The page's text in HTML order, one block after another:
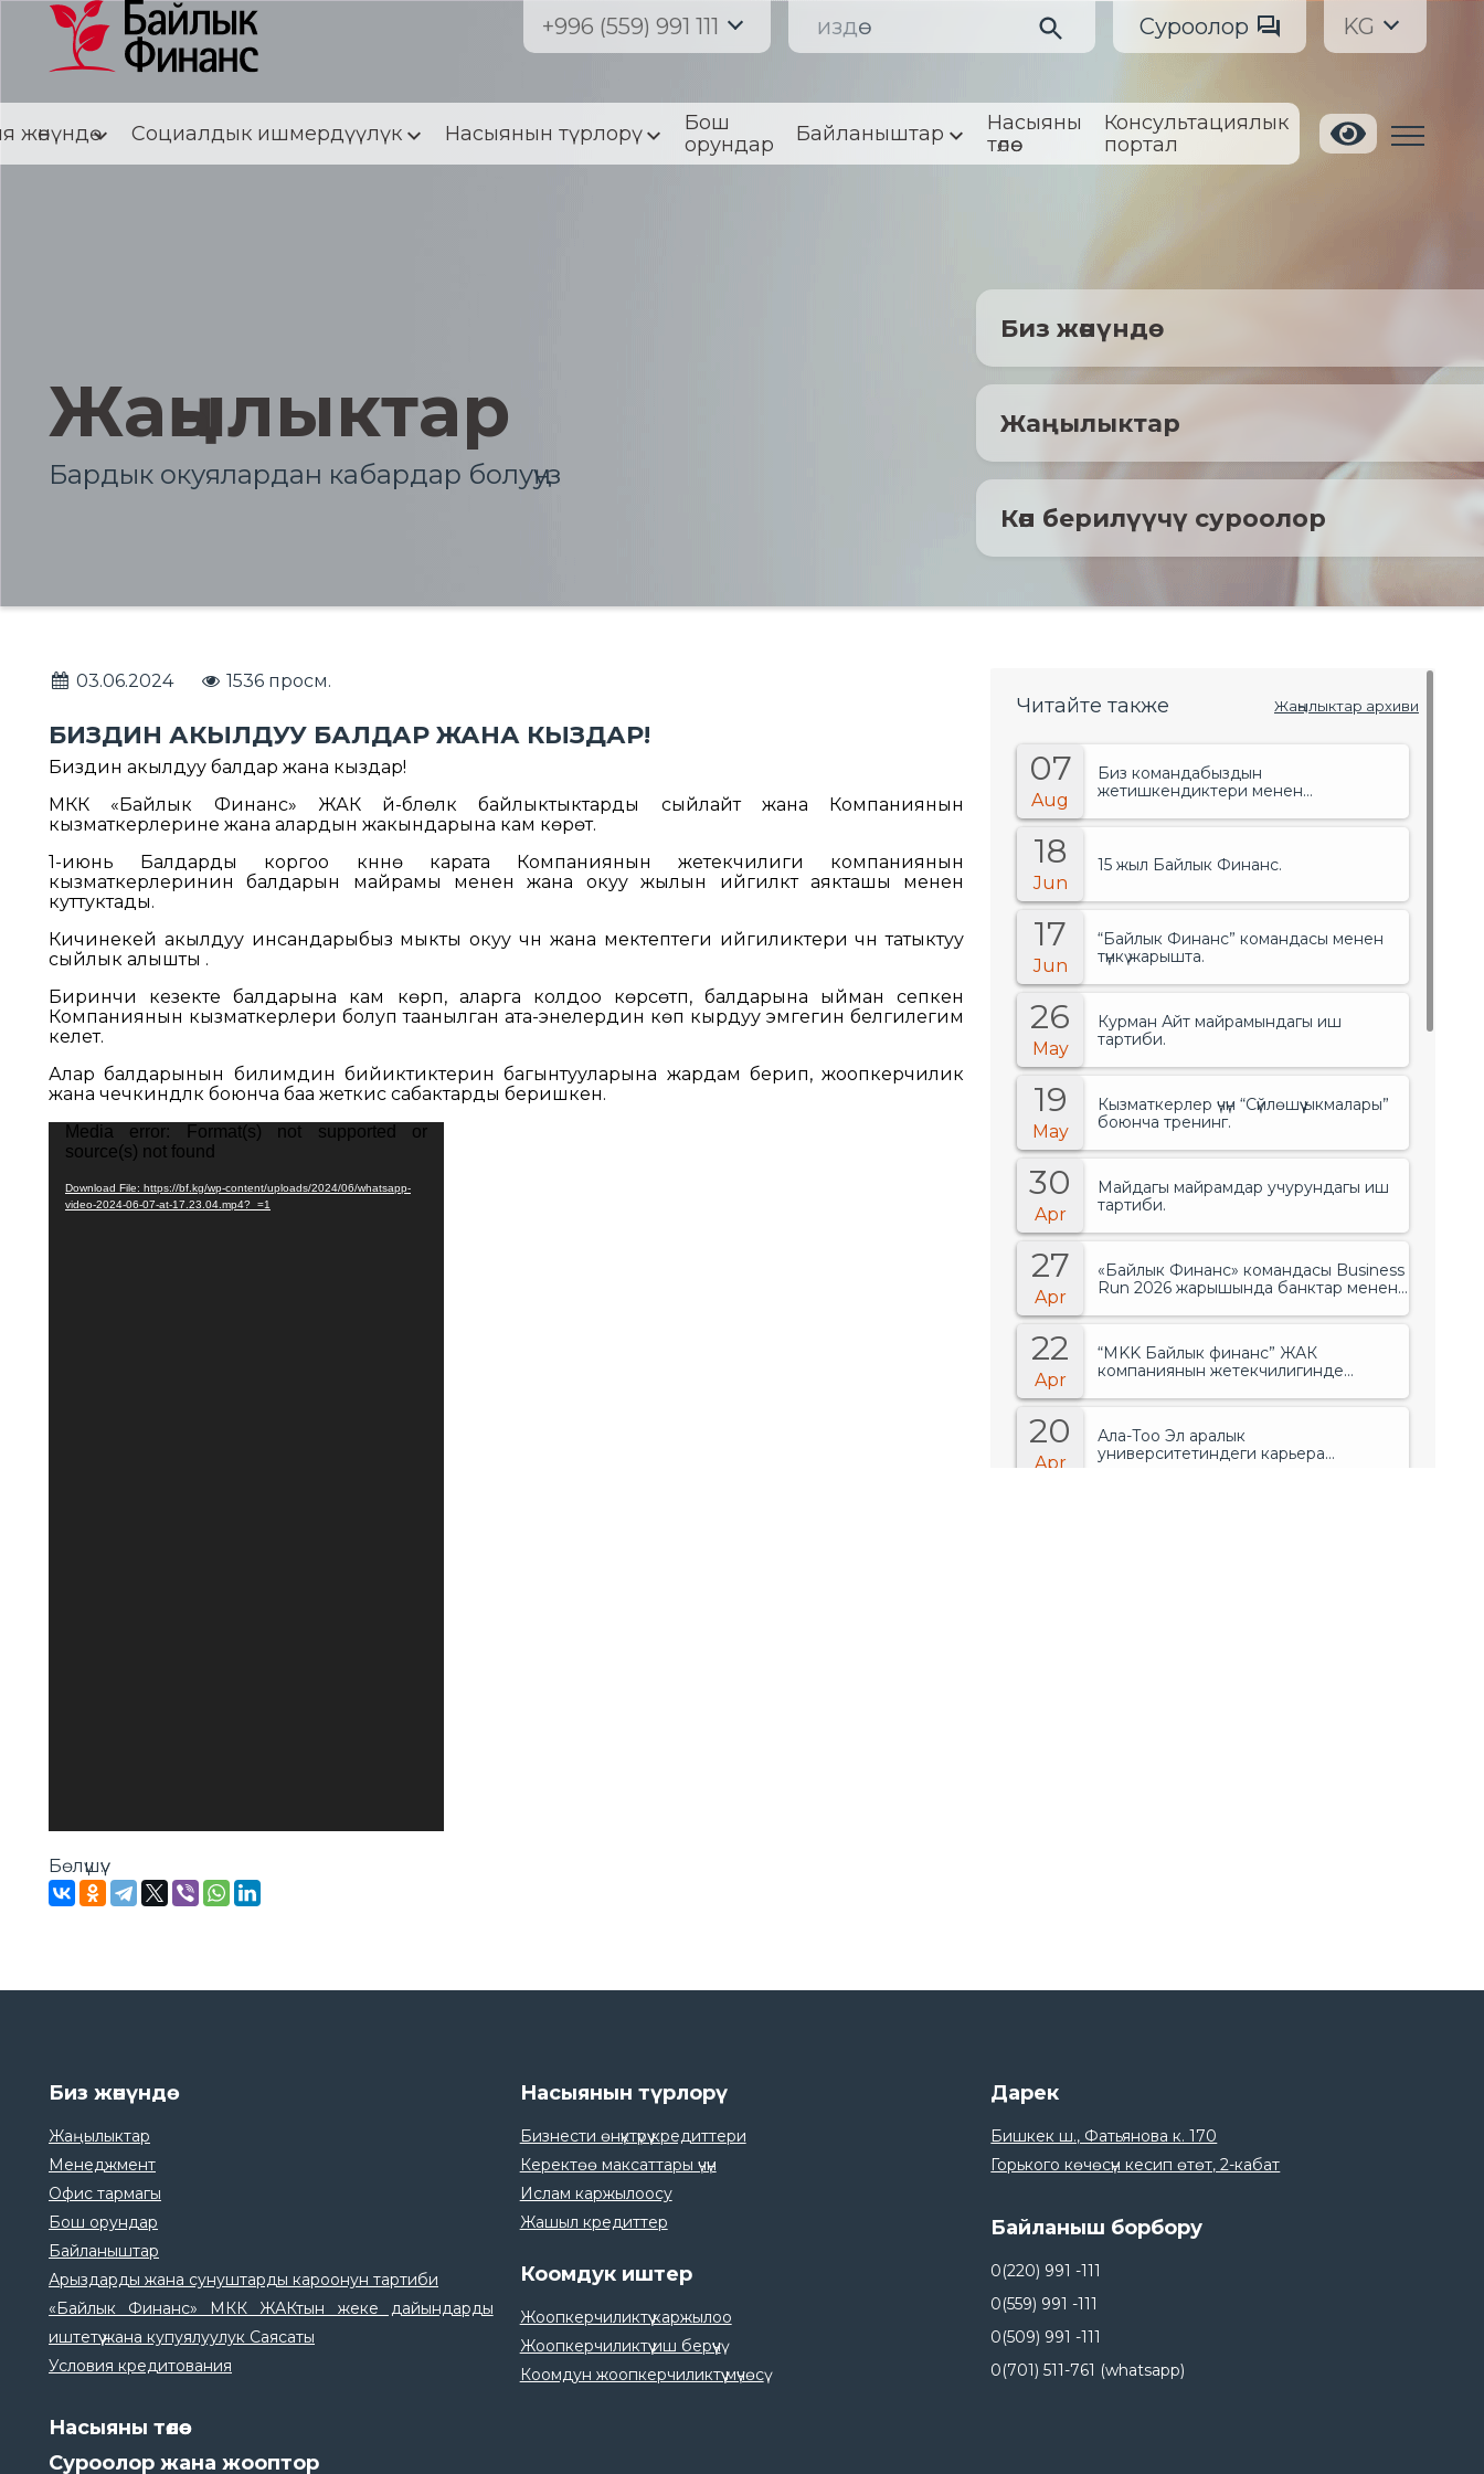
+996 (559) 991 111 Суроолор KG
жөнүндө Социалдык ишмердүүлүк Насыянын түрлорү
Бош
орундар
Байланыштар
Насыяны
төлөө
Консультациялык
портал
Жаңылыктар
Бардык окуялардан кабардар болуңуз
Биз жөнүндө
Жаңылыктар
Көп берилүүчү суроолор
03.06.2024 1536 просм.
БИЗДИН АКЫЛДУУ БАЛДАР ЖАНА КЫЗДАР!
Биздин акылдуу балдар жана кыздар!
МКК «Байлык Финанс» ЖАК үй-бүлөлүк байлыктыктарды сыйлайт жана Компаниянын
кызматкерлерине жана алардын жакындарына кам көрөт.
1-июнь Балдарды коргоо күнүнө карата Компаниянын жетекчилиги компаниянын
кызматкерлеринин балдарын майрамы менен жана окуу жылын ийгилктүү аякташы менен
куттуктады.
Кичинекей акылдуу инсандарыбыз мыкты окуу үчүн жана мектептеги ийгиликтери үчүн татыктуу
сыйлык алышты .
Биринчи кезекте балдарына кам көрүп, аларга колдоо көрсөтүп, балдарына ыйман сепкен
Компаниянын кызматкерлери болуп таанылган ата-энелердин көп кырдуу эмгегин белгилегим
келет.
Алар балдарынын билимдин бийиктиктерин багынтууларына жардам берип, жоопкерчилик
жана чечкиндүүлүк боюнча баа жеткис сабактарды беришкен.
Video
Player
Media error: Format(s) not supported or
source(s) not found
Download File: https://bf.kg/wp-content/uploads/2024/06/whatsapp-
video-2024-06-07-at-17.23.04.mp4?_=1
Бөлүшүү:
Читайте также Жаңылыктар архиви
07
Aug
Биз командабыздын
жетишкендиктери менен
18
Jun
15 жыл Байлык Финанс.
17
Jun
“Байлык Финанс” командасы менен
түнкү жарышта.
26
May
Курман Айт майрамындагы иш
тартиби.
19
May
Кызматкерлер үчүн “Сүйлөшүү ыкмалары”
боюнча тренинг.
30
Apr
Майдагы майрамдар учурундагы иш
тартиби.
27
Apr
«Байлык Финанс» командасы Business
Run 2026 жарышында банктар менен
биринчи орунду ээледи..
22
Apr
“MKK Байлык финанс” ЖАК
компаниянын жетекчилигинде
20
Apr
Ала-Тоо Эл аралык
университетиндеги карьера
20
18
23
Ата Мекенди коргоочулар күнү менен
куттуктайбыз!.
20
Feb
Байлык Финанс — Кыргызстандагы
микрофинансылоонун келечегин түзүүнүн
жигердүү катышуучусу..
Биз жөнүндө
Жаңылыктар
Менеджмент
Офис тармагы
Бош орундар
Байланыштар
Арыздарды жана сунуштарды кароонун тартиби
«Байлык Финанс» МКК ЖАКтын жеке дайындарды
иштетүү жана купуялуулук Саясаты
Условия кредитования
Насыянын түрлорү
Бизнести өнүктүрүү кредиттери
Керектөө максаттары үчүн
Ислам каржылоосу
Жашыл кредиттер
Коомдук иштер
Жоопкерчиликтүү каржылоо
Жоопкерчиликтүү иш берүүчү
Коомдун жоопкерчиликтүү мүчөсү
Дарек
Бишкек ш., Фатьянова к. 170
Горького көчөсүн кесип өтөт, 2-кабат
Байланыш борбору
0(220) 991 -111
0(559) 991 -111
0(509) 991 -111
0(701) 511-761 (whatsapp)
Насыяны төлөө
Суроолор жана жооптор